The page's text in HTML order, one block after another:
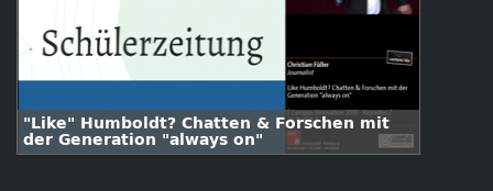
"Like" Humboldt? Chatten & Forschen mit
der Generation "always on"